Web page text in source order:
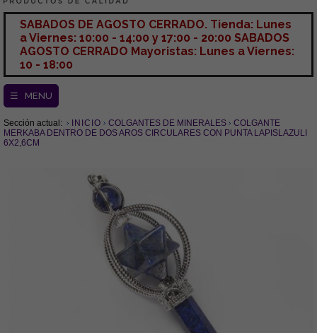
SABADOS DE AGOSTO CERRADO. Tienda: Lunes
a Viernes: 10:00 - 14:00 y 17:00 - 20:00 SABADOS
AGOSTO CERRADO Mayoristas: Lunes a Viernes:
10 - 18:00
☰ MENU
Sección actual: INICIO COLGANTES DE MINERALES
COLGANTE
MERKABA DENTRO DE DOS AROS CIRCULARES CON PUNTA LAPISLAZULI
6X2,6CM